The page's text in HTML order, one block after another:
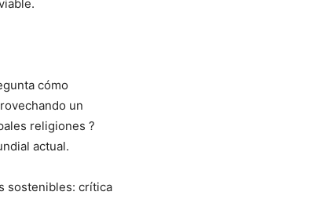
cómo
un
religiones ?
actual.
sostenibles: crítica